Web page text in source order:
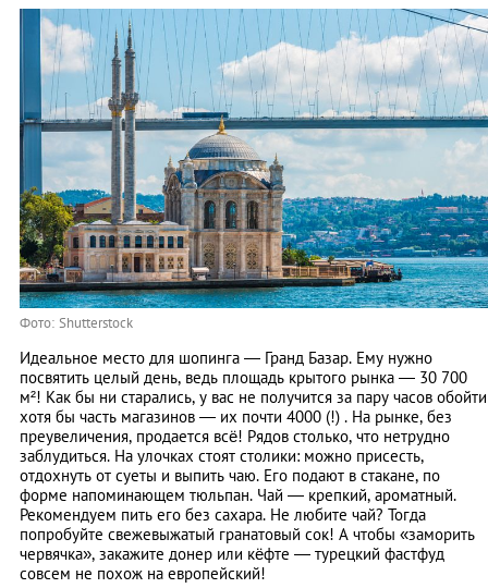
Фото: Shutterstock
Идеальное место для шопинга — Гранд Базар. Ему нужно
посвятить целый день, ведь площадь крытого рынка — 30 700
м²! Как бы ни старались, у вас не получится за пару часов обойти
хотя бы часть магазинов — их почти 4000 (!) . На рынке, без
преувеличения, продается всё! Рядов столько, что нетрудно
заблудиться. На улочках стоят столики: можно присесть,
отдохнуть от суеты и выпить чаю. Его подают в стакане, по
форме напоминающем тюльпан. Чай — крепкий, ароматный.
Рекомендуем пить его без сахара. Не любите чай? Тогда
попробуйте свежевыжатый гранатовый сок! А чтобы «заморить
червячка», закажите донер или кёфте — турецкий фастфуд
совсем не похож на европейский!